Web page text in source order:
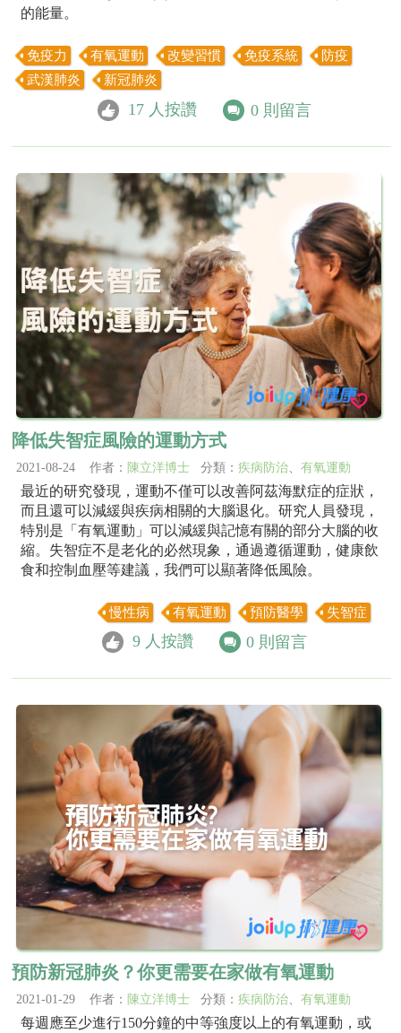
的能量。
免疫力 有氧運動 改變習慣 免疫系統
防疫
武漢肺炎
新冠肺炎
17 人按讚 0 則留言
降低失智症風險的運動方式
2021-08-24 作者： 陳立洋博士 分類： 疾病防治 有氧運動
最近的研究發現，運動不僅可以改善阿茲海默症的症狀，
而且還可以減緩與疾病相關的大腦退化。研究人員發現，
特別是「有氧運動」可以減緩與記憶有關的部分大腦的收
縮。失智症不是老化的必然現象，通過遵循運動，健康飲
食和控制血壓等建議，我們可以顯著降低風險。
慢性病 有氧運動 預防醫學 失智症
9 人按讚 0 則留言
預防新冠肺炎？你更需要在家做有氧運動
2021-01-29 作者： 陳立洋博士 分類： 疾病防治 有氧運動
每週應至少進行150分鐘的中等強度以上的有氧運動，或